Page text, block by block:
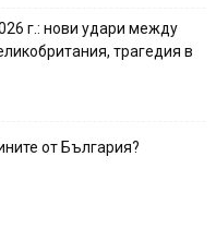
г.: нови удари между
трагедия в
от България?